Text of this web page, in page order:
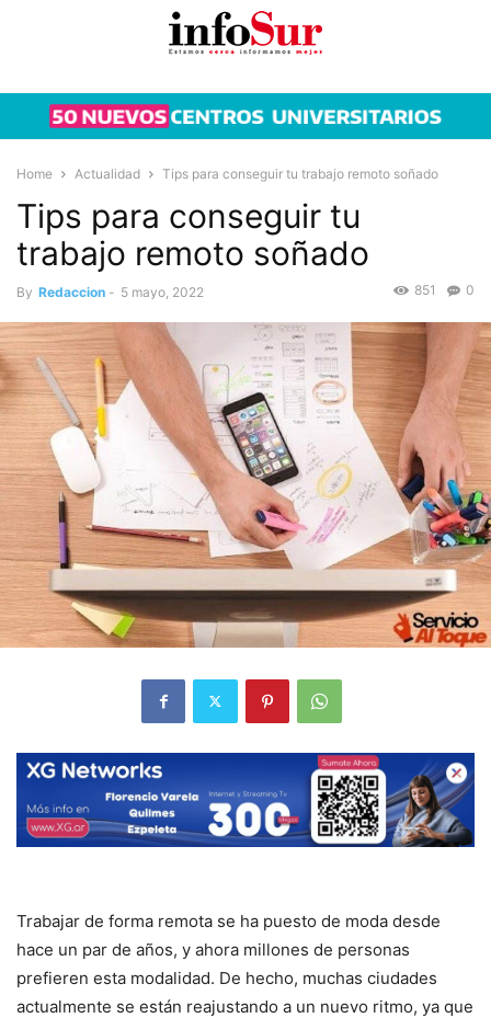
Home Actualidad Tips para conseguir tu trabajo remoto soñado
Tips para conseguir tu
trabajo remoto soñado
By Redaccion - 5 mayo, 2022 0
851
Trabajar de forma remota se ha puesto de moda desde
hace un par de años, y ahora millones de personas
prefieren esta modalidad. De hecho, muchas ciudades
actualmente se están reajustando a un nuevo ritmo, ya que